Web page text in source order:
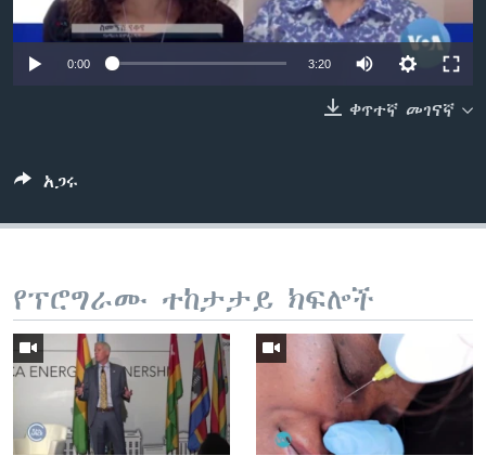
0:00 3:20
ቀጥተኛ መገናኛ
አጋሩ
የፕሮግራሙ ተከታታይ ክፍሎች